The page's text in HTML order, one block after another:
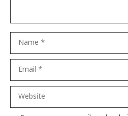
Website